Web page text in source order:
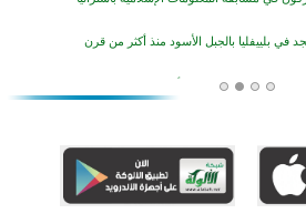
في بلييفليا بالجبل الأسود منذ أكثر من قرن
بميلاد مسجد جديد في أجواء إيمانية مميزة
للمسلمين في بينزا وساراتوف وموردوفيا هذا العام